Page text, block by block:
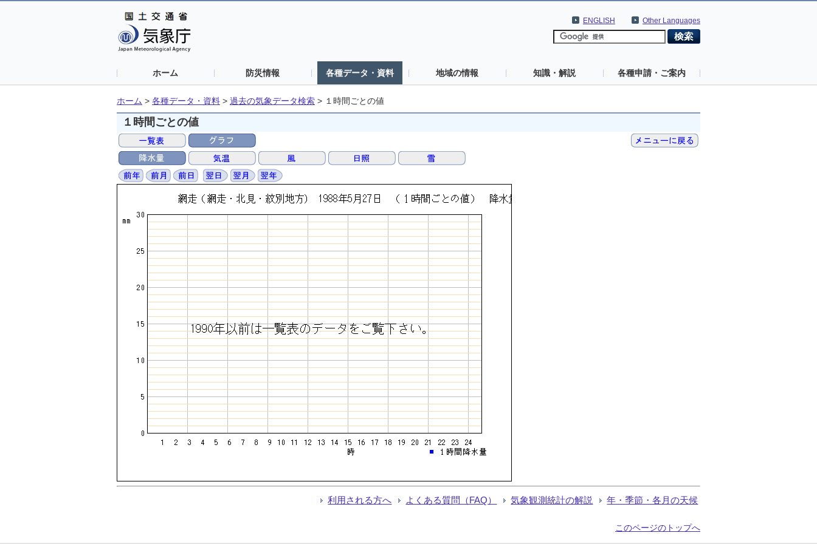
Other Languages
ENGLISH
ホーム 防災情報 各種データ・資料 地域の情報 知識・解説 各種申請・ご案内
ホーム > 各種データ・資料 > 過去の気象データ検索 > １時間ごとの値
１時間ごとの値
利用される方へ よくある質問（FAQ） 気象観測統計の解説 年・季節・各月の天候
このページのトップへ